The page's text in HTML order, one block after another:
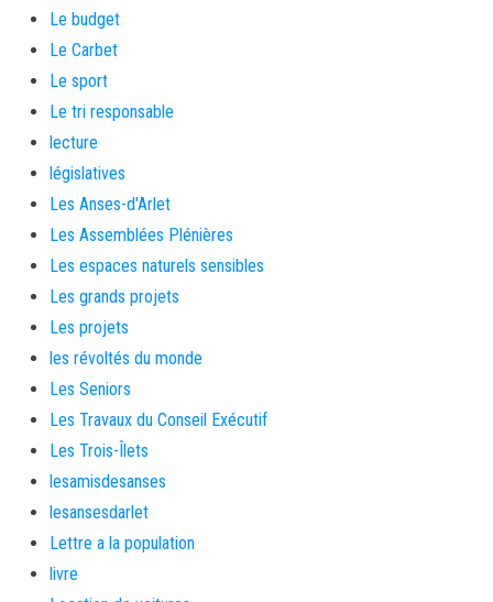
Le budget
Le Carbet
Le sport
Le tri responsable
lecture
législatives
Les Anses-d'Arlet
Les Assemblées Plénières
Les espaces naturels sensibles
Les grands projets
Les projets
les révoltés du monde
Les Seniors
Les Travaux du Conseil Exécutif
Les Trois-Îlets
lesamisdesanses
lesansesdarlet
Lettre a la population
livre